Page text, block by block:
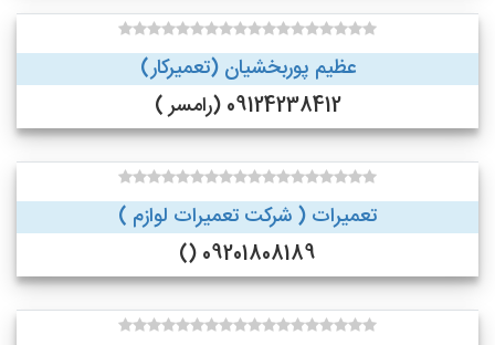
عظیم پوربخشیان (تعمیرکار)
09124238412 (رامسر )
تعمیرات ( شرکت تعمیرات لوازم )
09201808189 ()